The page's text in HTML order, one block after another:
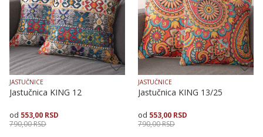
JASTUČNICE
Jastučnica KING 12
553,00 RSD
790,00RSD
JASTUČNICE
Jastučnica KING 13/25
553,00 RSD
790,00RSD